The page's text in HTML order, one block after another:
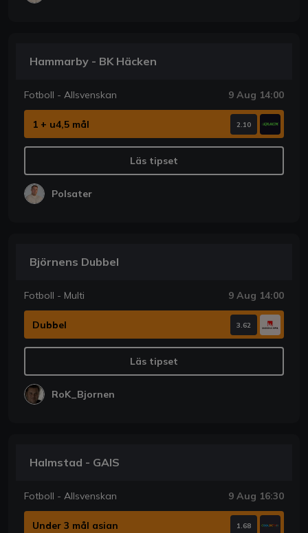
Hammarby - BK Häcken
Fotboll - Allsvenskan 9 Aug 14:00
1 + u4,5 mål 2.10
Läs tipset
Polsater
Björnens Dubbel
Fotboll - Multi 9 Aug 14:00
Dubbel 3.62
Läs tipset
RoK_Bjornen
Halmstad - GAIS
Fotboll - Allsvenskan 9 Aug 16:30
Under 3 mål asian 1.68